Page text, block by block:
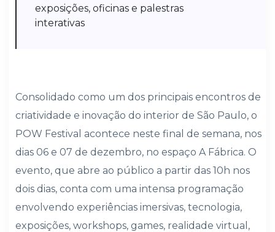
exposições, oficinas e palestras
interativas
Consolidado como um dos principais encontros de
criatividade e inovação do interior de São Paulo, o
POW Festival acontece neste final de semana, nos
dias 06 e 07 de dezembro, no espaço A Fábrica. O
evento, que abre ao público a partir das 10h nos
dois dias, conta com uma intensa programação
envolvendo experiências imersivas, tecnologia,
exposições, workshops, games, realidade virtual,